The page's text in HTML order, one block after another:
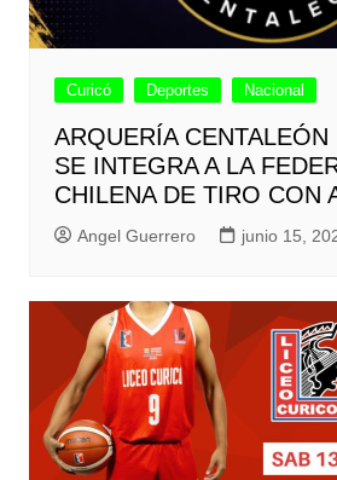
Curicó Deportes Nacional
ARQUERÍA CENTALEÓN
SE INTEGRA A LA
CHILENA DE TIRO CON
Angel Guerrero junio 15,